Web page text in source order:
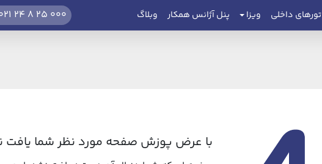
تورهای داخلی ویزا پنل آژانس همکار وبلاگ 24 8 25 000
با عرض پوزش صفحه مورد نظر شما یافت